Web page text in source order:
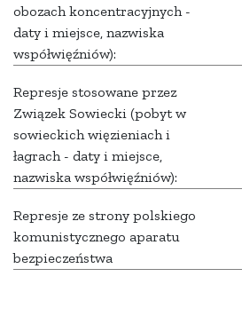
obozach koncentracyjnych -
daty i miejsce, nazwiska
współwięźniów):
Represje stosowane przez
Związek Sowiecki (pobyt w
sowieckich więzieniach i
łagrach - daty i miejsce,
nazwiska współwięźniów):
Represje ze strony polskiego
komunistycznego aparatu
bezpieczeństwa